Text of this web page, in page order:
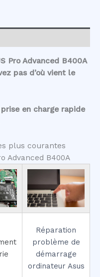
Pro Advanced B400A
pas d’où vient le
en charge rapide
plus courantes
Advanced B400A
Réparation
problème de
démarrage
ordinateur Asus